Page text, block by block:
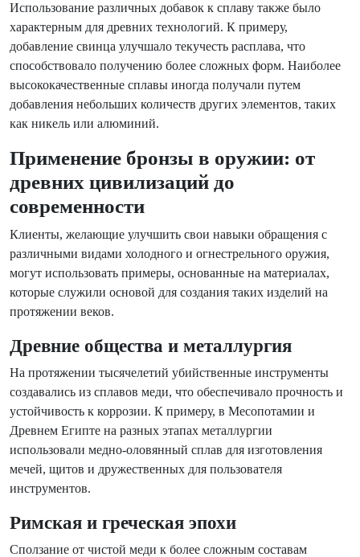
Использование различных добавок к сплаву также было
характерным для древних технологий. К примеру,
добавление свинца улучшало текучесть расплава, что
способствовало получению более сложных форм. Наиболее
высококачественные сплавы иногда получали путем
добавления небольших количеств других элементов, таких
как никель или алюминий.
Применение бронзы в оружии: от
древних цивилизаций до
современности
Клиенты, желающие улучшить свои навыки обращения с
различными видами холодного и огнестрельного оружия,
могут использовать примеры, основанные на материалах,
которые служили основой для создания таких изделий на
протяжении веков.
Древние общества и металлургия
На протяжении тысячелетий убийственные инструменты
создавались из сплавов меди, что обеспечивало прочность и
устойчивость к коррозии. К примеру, в Месопотамии и
Древнем Египте на разных этапах металлургии
использовали медно-оловянный сплав для изготовления
мечей, щитов и дружественных для пользователя
инструментов.
Римская и греческая эпохи
Сползание от чистой меди к более сложным составам